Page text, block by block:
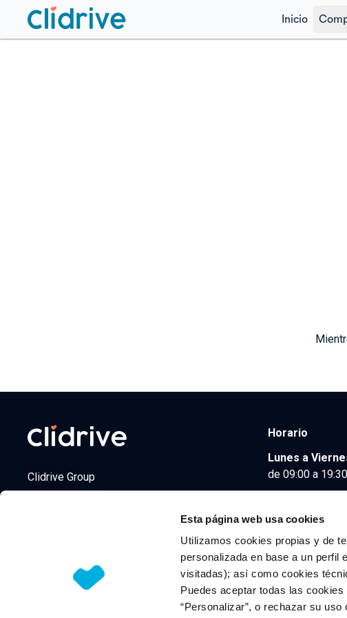
Esta página web usa cookies
Utilizamos cookies propias y de
personalizada en base a un perfil
visitadas); así como cookies
Puedes aceptar todas las cookies
“Personalizar”, o rechazar su
Inicio
Clidrive Group
Horario
Lunes a
de 09:00 a 19:30
© 2026 CLIDRIVE CAPITAL, SOCIEDAD LIMITADA. Todos los